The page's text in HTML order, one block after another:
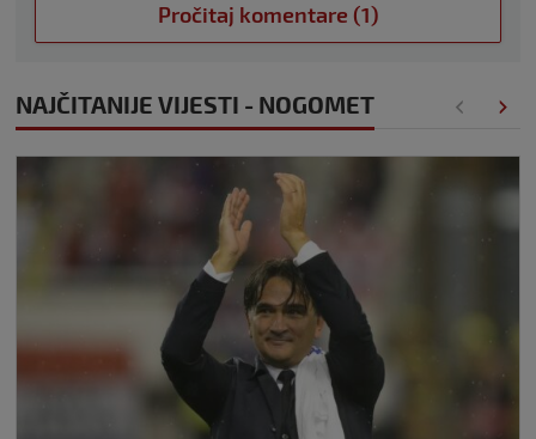
Pročitaj komentare (1)
NAJČITANIJE VIJESTI - NOGOMET